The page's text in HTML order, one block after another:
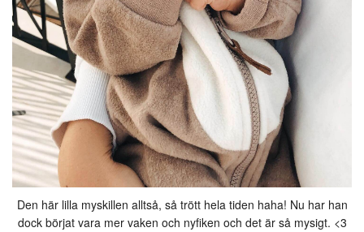
Den här lilla myskillen alltså, så trött hela tiden haha! Nu har han
dock börjat vara mer vaken och nyfiken och det är så mysigt. <3